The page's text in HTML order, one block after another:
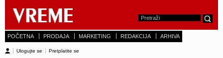
POČETNA PRODAJA MARKETING REDAKCIJA ARHIVA
Ulogujte se Pretplatite se